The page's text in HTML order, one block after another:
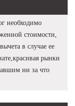
необходимо
стоимости,
в случае ее
рынки
ни за что